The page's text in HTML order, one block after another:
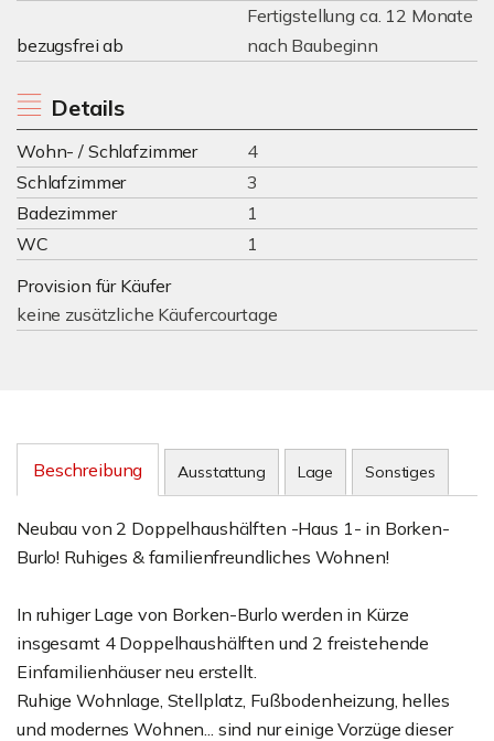
bezugsfrei ab
Fertigstellung ca. 12 Monate
nach Baubeginn
Details
Wohn- / Schlafzimmer
4
Schlafzimmer
3
Badezimmer
1
WC
1
Provision für Käufer
keine zusätzliche Käufercourtage
Beschreibung Ausstattung Lage Sonstiges
Neubau von 2 Doppelhaushälften -Haus 1- in Borken-
Burlo! Ruhiges & familienfreundliches Wohnen!
In ruhiger Lage von Borken-Burlo werden in Kürze
insgesamt 4 Doppelhaushälften und 2 freistehende
Einfamilienhäuser neu erstellt.
Ruhige Wohnlage, Stellplatz, Fußbodenheizung, helles
und modernes Wohnen... sind nur einige Vorzüge dieser